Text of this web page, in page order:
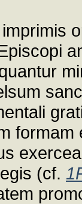
(cf.